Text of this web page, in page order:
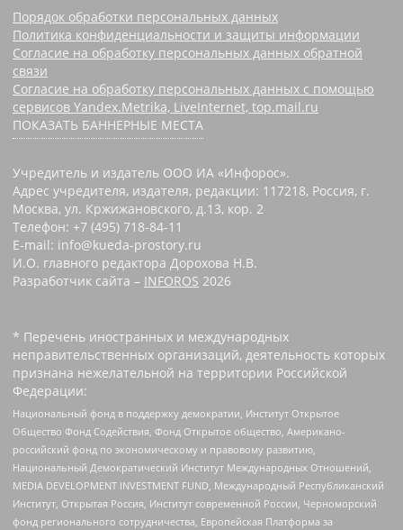
Порядок обработки персональных данных
Политика конфиденциальности и защиты информации
Согласие на обработку персональных данных обратной
связи
Согласие на обработку персональных данных с помощью
сервисов Yandex.Metrika, LiveInternet, top.mail.ru
ПОКАЗАТЬ БАННЕРНЫЕ МЕСТА
Учредитель и издатель ООО ИА «Инфорос».
Адрес учредителя, издателя, редакции: 117218, Россия, г.
Москва, ул. Кржижановского, д.13, кор. 2
Телефон: +7 (495) 718-84-11
E-mail: info@kueda-prostory.ru
И.О. главного редактора Дорохова Н.В.
Разработчик сайта – INFOROS 2026
* Перечень иностранных и международных
неправительственных организаций, деятельность которых
признана нежелательной на территории Российской
Федерации:
Национальный фонд в поддержку демократии, Институт Открытое
Общество Фонд Содействия, Фонд Открытое общество, Американо-
российский фонд по экономическому и правовому развитию,
Национальный Демократический Институт Международных Отношений,
MEDIA DEVELOPMENT INVESTMENT FUND, Международный Республиканский
Институт, Открытая Россия, Институт современной России, Черноморский
фонд регионального сотрудничества, Европейская Платформа за